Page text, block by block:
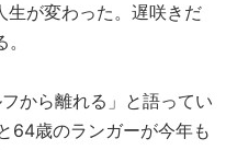
生が変わった。遅咲きだ
から離れる」と語ってい
64歳のランガーが今年も